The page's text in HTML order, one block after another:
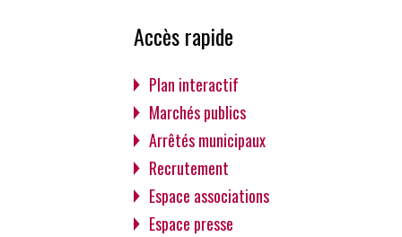
Accès rapide
Plan interactif
Marchés publics
Arrêtés municipaux
Recrutement
Espace associations
Espace presse